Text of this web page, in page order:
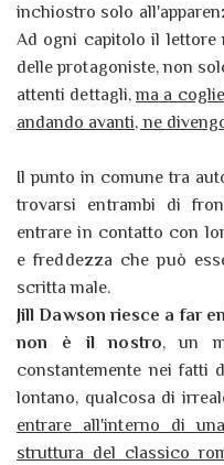
inchiostro solo
Ad ogni capitolo il lettore
delle protagoniste, non
attenti dettagli,ma a
andando avanti, ne
Il punto in comune tra
trovarsi entrambi di
entrare in contatto con
e freddezza che può
scritta male.
Jill Dawson riesce a far
non è il nostro, un
constantemente nei fatti
lontano, qualcosa di
entrare all'interno di
struttura del classico